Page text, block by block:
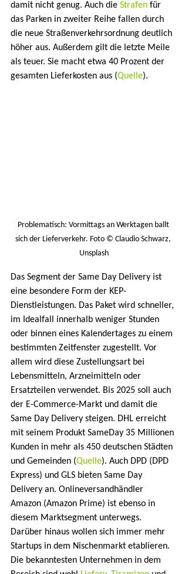
damit nicht genug. Auch die Strafen für
das Parken in zweiter Reihe fallen durch
die neue Straßenverkehrsordnung deutlich
höher aus. Außerdem gilt die letzte Meile
als teuer. Sie macht etwa 40 Prozent der
gesamten Lieferkosten aus (Quelle).
Problematisch: Vormittags an Werktagen ballt
sich der Lieferverkehr. Foto © Claudio Schwarz,
Unsplash
Das Segment der Same Day Delivery ist
eine besondere Form der KEP-
Dienstleistungen. Das Paket wird schneller,
im Idealfall innerhalb weniger Stunden
oder binnen eines Kalendertages zu einem
bestimmten Zeitfenster zugestellt. Vor
allem wird diese Zustellungsart bei
Lebensmitteln, Arzneimitteln oder
Ersatzteilen verwendet. Bis 2025 soll auch
der E-Commerce-Markt und damit die
Same Day Delivery steigen. DHL erreicht
mit seinem Produkt SameDay 35 Millionen
Kunden in mehr als 450 deutschen Städten
und Gemeinden (Quelle). Auch DPD (DPD
Express) und GLS bieten Same Day
Delivery an. Onlineversandhändler
Amazon (Amazon Prime) ist ebenso in
diesem Marktsegment unterwegs.
Darüber hinaus wollen sich immer mehr
Startups in dem Nischenmarkt etablieren.
Die bekanntesten Unternehmen in dem